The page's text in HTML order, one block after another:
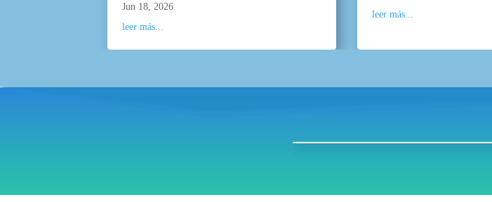
Jun 18, 2026
leer más...
leer más...